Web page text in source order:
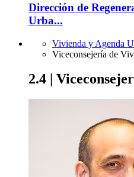
Dirección de
Urba...
Vivienda y Agenda
Viceconsejería de
2.4 |